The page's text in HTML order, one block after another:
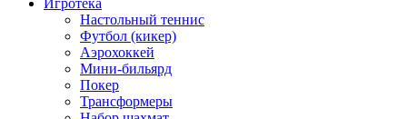
Настольный теннис
Футбол (кикер)
Аэрохоккей
Мини-бильярд
Покер
Трансформеры